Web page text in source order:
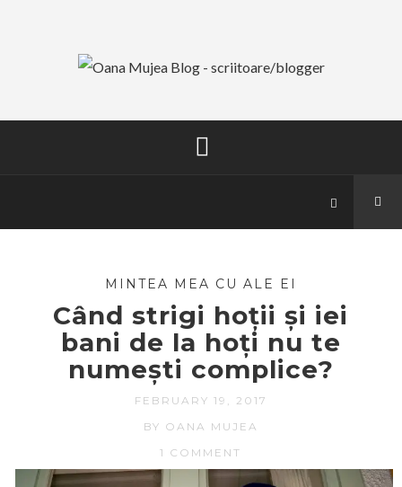
MINTEA MEA CU ALE EI
Când strigi hoții și iei
bani de la hoți nu te
numești complice?
FEBRUARY 19, 2017
BY OANA MUJEA
1 COMMENT